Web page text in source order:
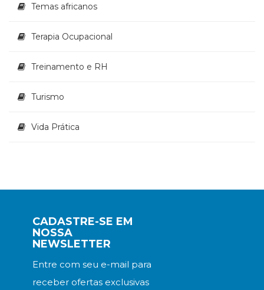
Temas africanos
Terapia Ocupacional
Treinamento e RH
Turismo
Vida Prática
CADASTRE-SE EM
NOSSA
NEWSLETTER
Entre com seu e-mail para
receber ofertas exclusivas